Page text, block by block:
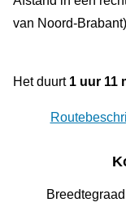
van Noord-
Het duurt 1 uur 11